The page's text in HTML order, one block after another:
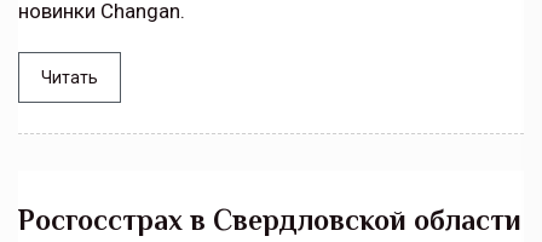
новинки Changan.
Читать
Росгосстрах в Свердловской области